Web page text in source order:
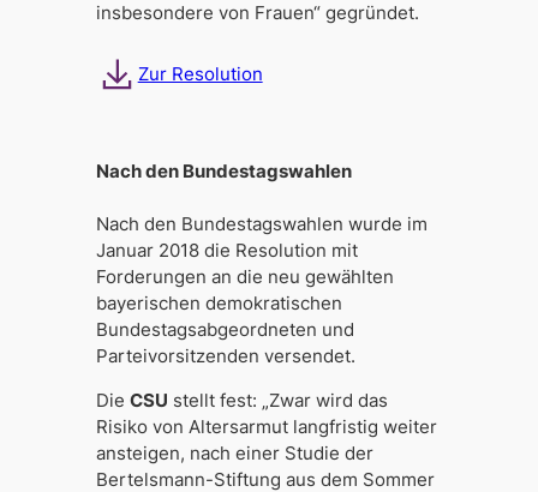
insbesondere von Frauen“ gegründet.
Zur Resolution
Nach den Bundestagswahlen
Nach den Bundestagswahlen wurde im
Januar 2018 die Resolution mit
Forderungen an die neu gewählten
bayerischen demokratischen
Bundestagsabgeordneten und
Parteivorsitzenden versendet.
Die CSU stellt fest: „Zwar wird das
Risiko von Altersarmut langfristig weiter
ansteigen, nach einer Studie der
Bertelsmann-Stiftung aus dem Sommer